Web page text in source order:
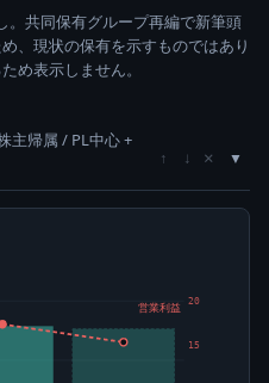
共同保有グループ再編で新筆頭
、現状の保有を示すものではあり
め表示しません。
主帰属 / PL中心 +
↑ ↓ ×
15
20
営業利益